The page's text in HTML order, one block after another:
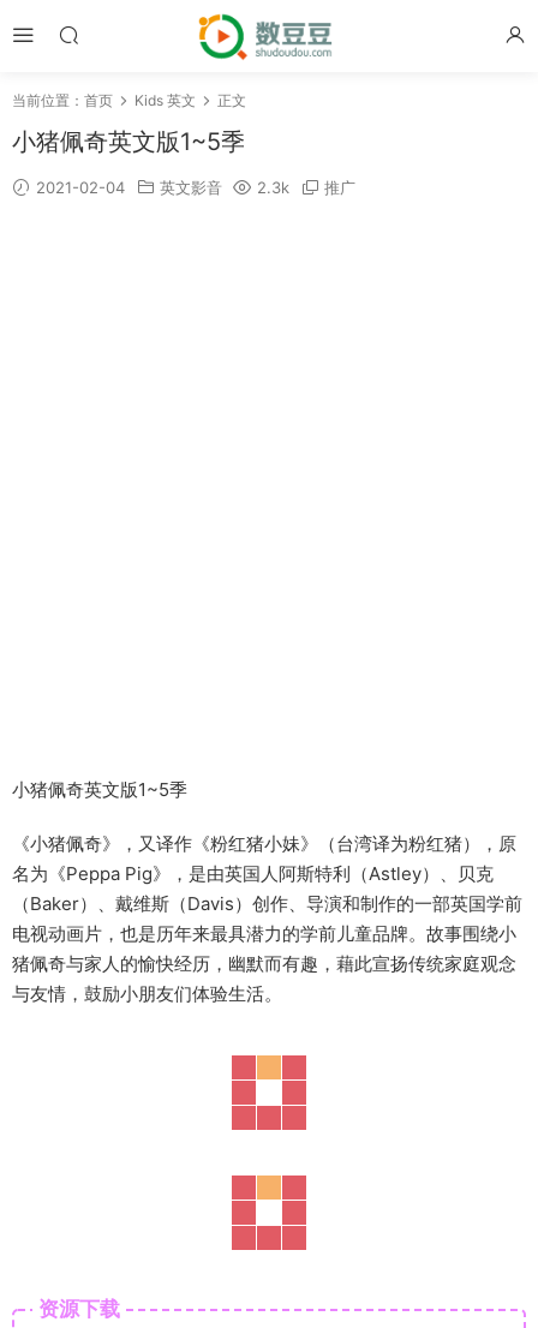
当前位置： 首页 Kids 英文 正文
小猪佩奇英文版1~5季
2021-02-04 英文影音 2.3k 推广
小猪佩奇英文版1~5季
《小猪佩奇》，又译作《粉红猪小妹》（台湾译为粉红猪），原
名为《Peppa Pig》，是由英国人阿斯特利（Astley）、贝克
（Baker）、戴维斯（Davis）创作、导演和制作的一部英国学前
电视动画片，也是历年来最具潜力的学前儿童品牌。故事围绕小
猪佩奇与家人的愉快经历，幽默而有趣，藉此宣扬传统家庭观念
与友情，鼓励小朋友们体验生活。
资源下载